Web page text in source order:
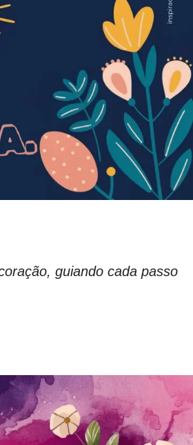
guiando cada passo